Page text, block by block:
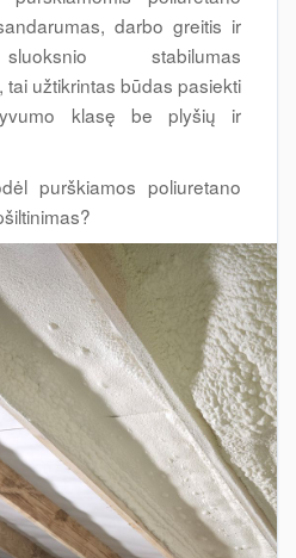
darbo greitis ir
stabilumas
tai užtikrintas būdas pasiekti
klasę be plyšių ir
purškiamos poliuretano